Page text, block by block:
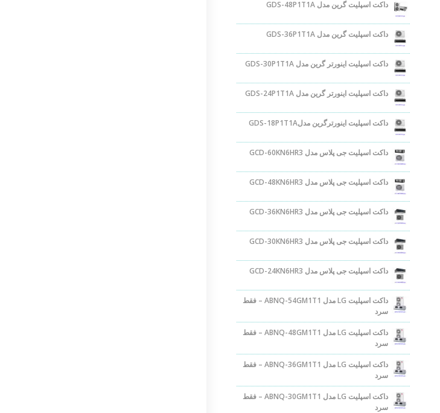
داکت اسپلیت گرین مدل GDS-48P1T1A
داکت اسپلیت گرین مدل GDS-36P1T1A
داکت اسپلیت اینورتر گرین مدل GDS-30P1T1A
داکت اسپلیت اینورتر گرین مدل GDS-24P1T1A
داکت اسپلیت اینورترگرین مدلGDS-18P1T1A
داکت اسپلیت جی پلاس مدل GCD-60KN6HR3
داکت اسپلیت جی پلاس مدل GCD-48KN6HR3
داکت اسپلیت جی پلاس مدل GCD-36KN6HR3
داکت اسپلیت جی پلاس مدل GCD-30KN6HR3
داکت اسپلیت جی پلاس مدل GCD-24KN6HR3
داکت اسپلیت LG مدل ABNQ-54GM1T1 – فقط
سرد
داکت اسپلیت LG مدل ABNQ-48GM1T1 – فقط
سرد
داکت اسپلیت LG مدل ABNQ-36GM1T1 – فقط
سرد
داکت اسپلیت LG مدل ABNQ-30GM1T1 – فقط
سرد